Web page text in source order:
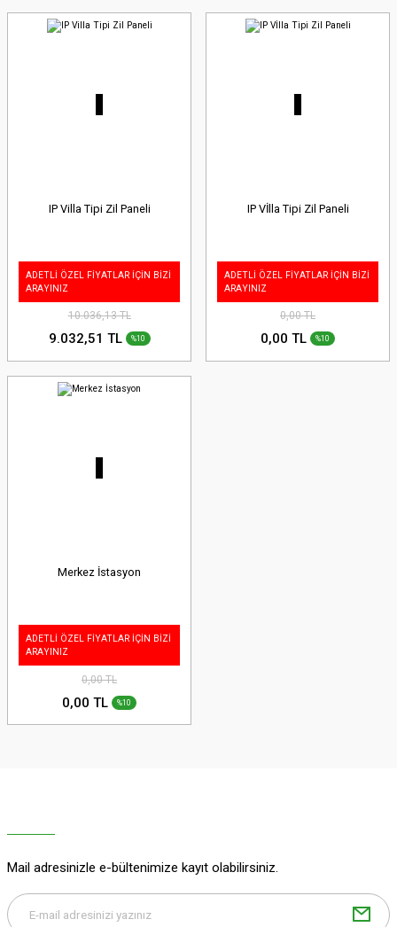
IP Villa Tipi Zil Paneli
ADETLİ ÖZEL FİYATLAR İÇİN BİZİ
ARAYINIZ
10.036,13 TL
9.032,51 TL %10
IP Vİlla Tipi Zil Paneli
ADETLİ ÖZEL FİYATLAR İÇİN BİZİ
ARAYINIZ
0,00 TL
0,00 TL %10
Merkez İstasyon
ADETLİ ÖZEL FİYATLAR İÇİN BİZİ
ARAYINIZ
0,00 TL
0,00 TL %10
Mail adresinizle e-bültenimize kayıt olabilirsiniz.